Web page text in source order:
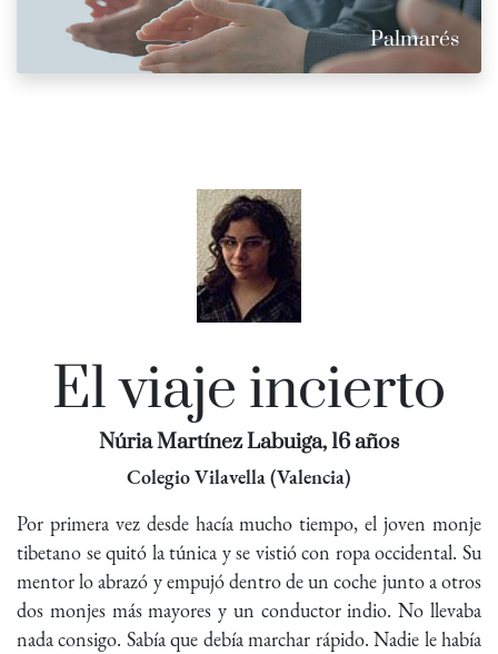
Palmarés
El viaje incierto
Núria Martínez Labuiga, 16 años
Colegio Vilavella (Valencia)
Por primera vez desde hacía mucho tiempo, el joven monje
tibetano se quitó la túnica y se vistió con ropa occidental. Su
mentor lo abrazó y empujó dentro de un coche junto a otros
dos monjes más mayores y un conductor indio. No llevaba
nada consigo. Sabía que debía marchar rápido. Nadie le había